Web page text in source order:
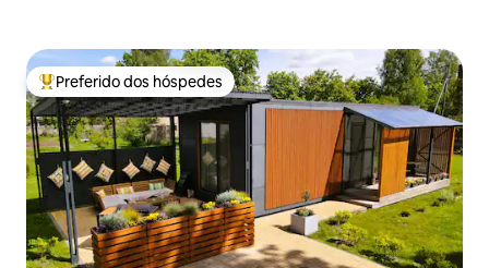
Entre os melhores preferidos dos hóspedes
Preferido dos hóspedes